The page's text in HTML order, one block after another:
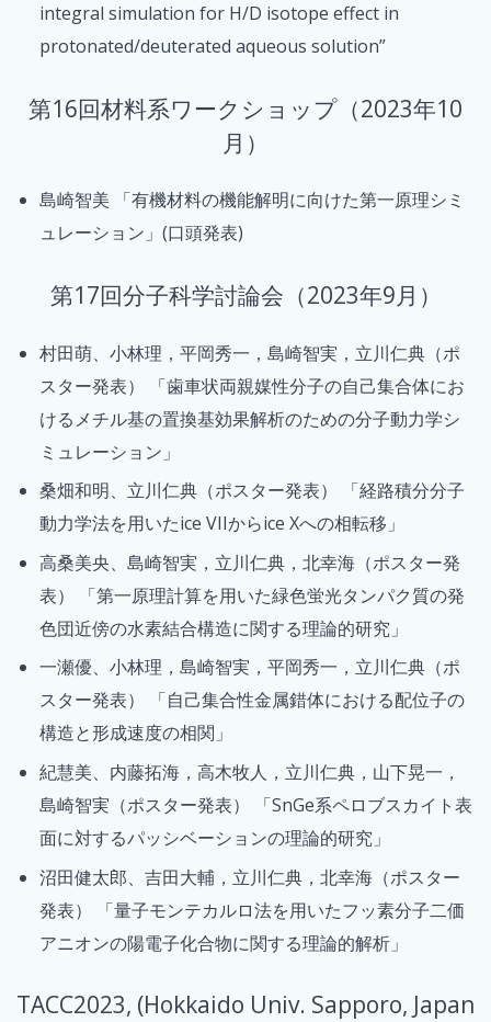
integral simulation for H/D isotope effect in
protonated/deuterated aqueous solution”
第16回材料系ワークショップ（2023年10
月）
島崎智美 「有機材料の機能解明に向けた第一原理シミ
ュレーション」(口頭発表)
第17回分子科学討論会（2023年9月）
村田萌、小林理，平岡秀一，島崎智実，立川仁典（ポ
スター発表） 「歯車状両親媒性分子の自己集合体にお
けるメチル基の置換基効果解析のための分子動力学シ
ミュレーション」
桑畑和明、立川仁典（ポスター発表） 「経路積分分子
動力学法を用いたice VIIからice Xへの相転移」
高桑美央、島崎智実，立川仁典，北幸海（ポスター発
表） 「第一原理計算を用いた緑色蛍光タンパク質の発
色団近傍の水素結合構造に関する理論的研究」
一瀬優、小林理，島崎智実，平岡秀一，立川仁典（ポ
スター発表） 「自己集合性金属錯体における配位子の
構造と形成速度の相関」
紀慧美、内藤拓海，高木牧人，立川仁典，山下晃一，
島崎智実（ポスター発表） 「SnGe系ペロブスカイト表
面に対するパッシベーションの理論的研究」
沼田健太郎、吉田大輔，立川仁典，北幸海（ポスター
発表） 「量子モンテカルロ法を用いたフッ素分子二価
アニオンの陽電子化合物に関する理論的解析」
TACC2023, (Hokkaido Univ. Sapporo, Japan